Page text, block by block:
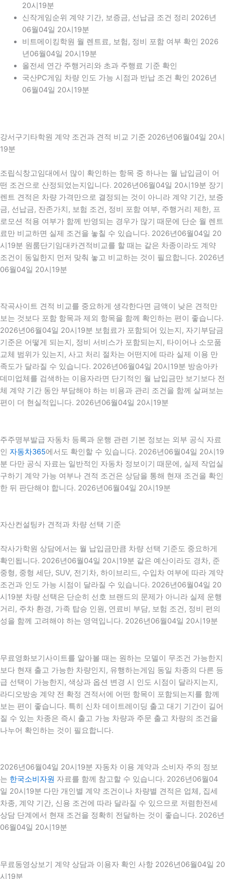
20시19분
신작게임순위 계약 기간, 보증금, 선납금 조건 정리 2026년
06월04일 20시19분
비트메이킹학원 월 렌트료, 보험, 정비 포함 여부 확인 2026
년06월04일 20시19분
올전세 연간 주행거리와 초과 주행료 기준 확인
국산PC게임 차량 인도 가능 시점과 반납 조건 확인 2026년
06월04일 20시19분
강서구기타학원 계약 조건과 견적 비교 기준 2026년06월04일 20시
19분
조립식창고임대에서 많이 확인하는 항목 중 하나는 월 납입금이 어
떤 조건으로 산정되었는지입니다. 2026년06월04일 20시19분 장기
렌트 견적은 차량 가격만으로 결정되는 것이 아니라 계약 기간, 보증
금, 선납금, 잔존가치, 보험 조건, 정비 포함 여부, 주행거리 제한, 프
로모션 적용 여부가 함께 반영되는 경우가 많기 때문에 단순 월 렌트
료만 비교하면 실제 조건을 놓칠 수 있습니다. 2026년06월04일 20
시19분 원룸단기임대카견적비교를 할 때는 같은 차종이라도 계약
조건이 동일한지 먼저 맞춰 놓고 비교하는 것이 필요합니다. 2026년
06월04일 20시19분
작곡사이트 견적 비교를 중요하게 생각한다면 금액이 낮은 견적만
보는 것보다 포함 항목과 제외 항목을 함께 확인하는 편이 좋습니다.
2026년06월04일 20시19분 보험료가 포함되어 있는지, 자기부담금
기준은 어떻게 되는지, 정비 서비스가 포함되는지, 타이어나 소모품
교체 범위가 있는지, 사고 처리 절차는 어떤지에 따라 실제 이용 만
족도가 달라질 수 있습니다. 2026년06월04일 20시19분 방송아카
데미업체를 검색하는 이용자라면 단기적인 월 납입금만 보기보다 전
체 계약 기간 동안 부담해야 하는 비용과 관리 조건을 함께 살펴보는
편이 더 현실적입니다. 2026년06월04일 20시19분
주주명부발급 자동차 등록과 운행 관련 기본 정보는 외부 공식 자료
인 자동차365에서도 확인할 수 있습니다. 2026년06월04일 20시19
분 다만 공식 자료는 일반적인 자동차 정보이기 때문에, 실제 작업실
구하기 계약 가능 여부나 견적 조건은 상담을 통해 현재 조건을 확인
한 뒤 판단해야 합니다. 2026년06월04일 20시19분
자산컨설팅카 견적과 차량 선택 기준
작사가학원 상담에서는 월 납입금만큼 차량 선택 기준도 중요하게
확인됩니다. 2026년06월04일 20시19분 같은 예산이라도 경차, 준
중형, 중형 세단, SUV, 전기차, 하이브리드, 수입차 여부에 따라 계약
조건과 인도 가능 시점이 달라질 수 있습니다. 2026년06월04일 20
시19분 차량 선택은 단순히 선호 브랜드의 문제가 아니라 실제 운행
거리, 주차 환경, 가족 탑승 인원, 연료비 부담, 보험 조건, 정비 편의
성을 함께 고려해야 하는 영역입니다. 2026년06월04일 20시19분
무료영화보기사이트를 알아볼 때는 원하는 모델이 무조건 가능한지
보다 현재 출고 가능한 차량인지, 유행하는게임 동일 차종의 다른 등
급 선택이 가능한지, 색상과 옵션 변경 시 인도 시점이 달라지는지,
라디오방송 계약 전 확정 견적서에 어떤 항목이 포함되는지를 함께
보는 편이 좋습니다. 특히 신차 데이트레이딩 출고 대기 기간이 길어
질 수 있는 차종은 즉시 출고 가능 차량과 주문 출고 차량의 조건을
나누어 확인하는 것이 필요합니다.
2026년06월04일 20시19분 자동차 이용 계약과 소비자 주의 정보
는 한국소비자원 자료를 함께 참고할 수 있습니다. 2026년06월04
일 20시19분 다만 개인별 계약 조건이나 차량별 견적은 업체, 집세
차종, 계약 기간, 신용 조건에 따라 달라질 수 있으므로 저렴한전세
상담 단계에서 현재 조건을 정확히 전달하는 것이 좋습니다. 2026년
06월04일 20시19분
무료동영상보기 계약 상담과 이용자 확인 사항 2026년06월04일 20
시19분